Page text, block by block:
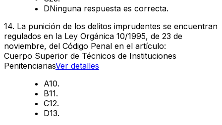
DNinguna respuesta es correcta.
14. La punición de los delitos imprudentes se encuentran
regulados en la Ley Orgánica 10/1995, de 23 de
noviembre, del Código Penal en el artículo:
Cuerpo Superior de Técnicos de Instituciones
PenitenciariasVer detalles
A10.
B11.
C12.
D13.